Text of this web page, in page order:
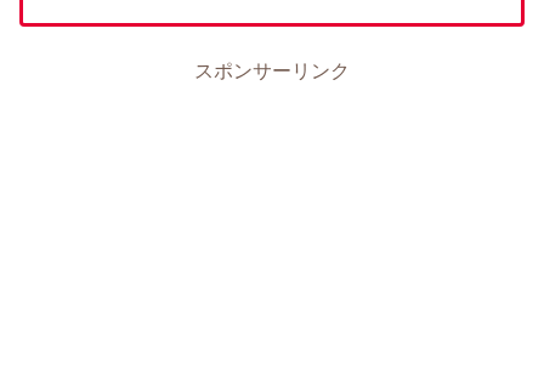
スポンサーリンク